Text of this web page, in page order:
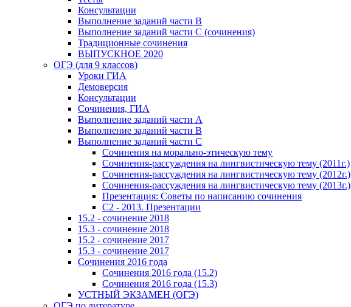
Консультации
Выполнение заданий части В
Выполнение заданий части С (сочинения)
Традиционные сочинения
ВЫПУСКНОЕ 2020
ОГЭ (для 9 классов)
Уроки ГИА
Демоверсия
Консультации
Сочинения, ГИА
Выполнение заданий части А
Выполнение заданий части В
Выполнение заданий части С
Сочинения на морально-этическую тему
Сочинения-рассуждения на лингвистическую тему (2011г.)
Сочинения-рассуждения на лингвистическую тему (2012г.)
Сочинения-рассуждения на лингвистическую тему (2013г.)
Презентация: Советы по написанию сочинения
C2 - 2013. Презентации
15.2 - сочинение 2018
15.3 - сочинение 2018
15.2 - сочинение 2017
15.3 - сочинение 2017
Сочинения 2016 года
Сочинения 2016 года (15.2)
Сочинения 2016 года (15.3)
УСТНЫЙ ЭКЗАМЕН (ОГЭ)